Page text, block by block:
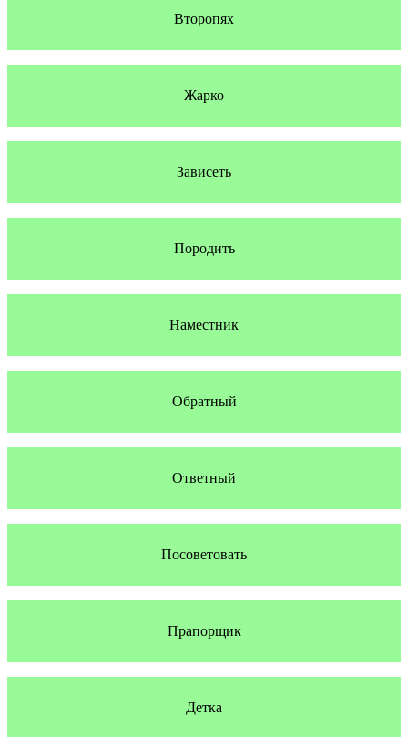
Второпях
Жарко
Зависеть
Породить
Наместник
Обратный
Ответный
Посоветовать
Прапорщик
Детка